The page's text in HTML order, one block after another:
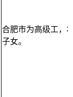
合肥市为高级工，
子女。